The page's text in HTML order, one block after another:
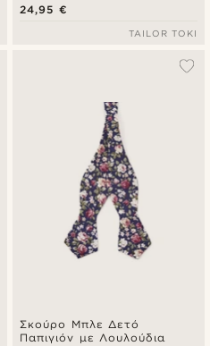
24,95 €
TAILOR TOKI
Σκούρο Μπλε Δετό
Παπιγιόν με Λουλούδια